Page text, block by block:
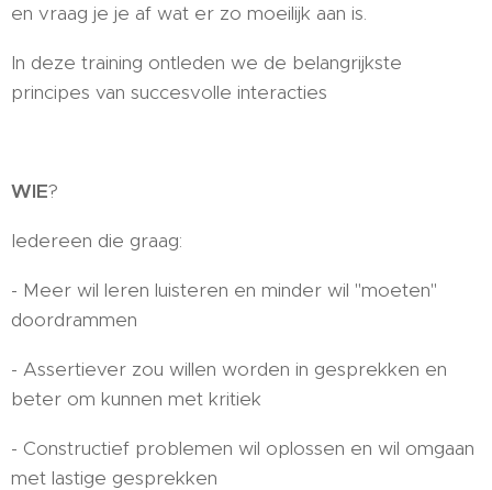
en vraag je je af wat er zo moeilijk aan is.
In deze training ontleden we de belangrijkste
principes van succesvolle interacties
WIE?
Iedereen die graag:
- Meer wil leren luisteren en minder wil "moeten"
doordrammen
- Assertiever zou willen worden in gesprekken en
beter om kunnen met kritiek
- Constructief problemen wil oplossen en wil omgaan
met lastige gesprekken